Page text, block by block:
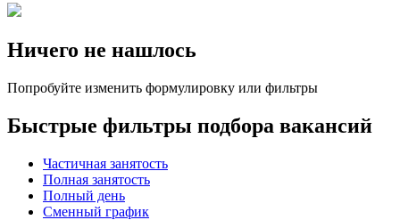
Ничего не нашлось
Попробуйте изменить формулировку или фильтры
Быстрые фильтры подбора вакансий
Частичная занятость
Полная занятость
Полный день
Сменный график